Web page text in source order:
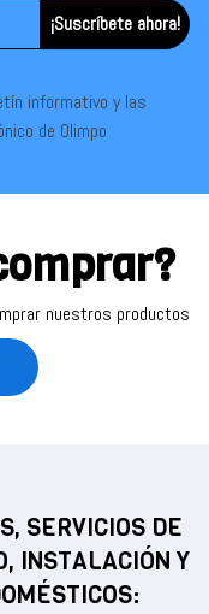
¡Suscríbete ahora!
informativo y las
de Olimpo
nuestros productos
SERVICIOS DE
INSTALACIÓN Y